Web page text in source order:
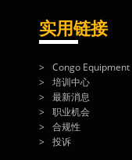
实用链接
Congo Equipment
培训中心
最新消息
职业机会
合规性
投诉